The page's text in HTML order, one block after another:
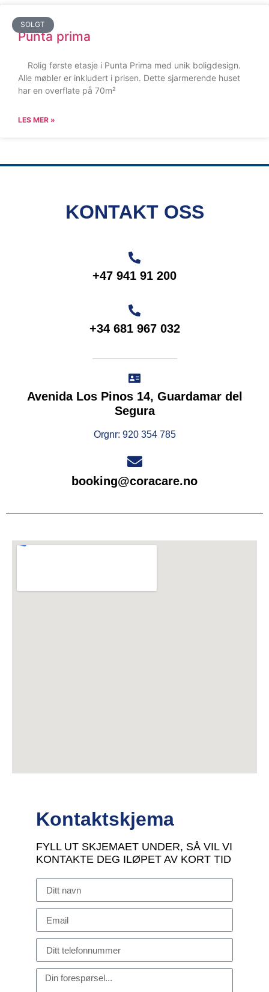
SOLGT
Punta prima
Rolig første etasje i Punta Prima med unik boligdesign.
Alle møbler er inkludert i prisen. Dette sjarmerende huset
har en overflate på 70m²
LES MER »
KONTAKT OSS
+47 941 91 200
+34 681 967 032
Avenida Los Pinos 14, Guardamar del
Segura
Orgnr: 920 354 785
booking@coracare.no
Kontaktskjema
FYLL UT SKJEMAET UNDER, SÅ VIL VI
KONTAKTE DEG ILØPET AV KORT TID